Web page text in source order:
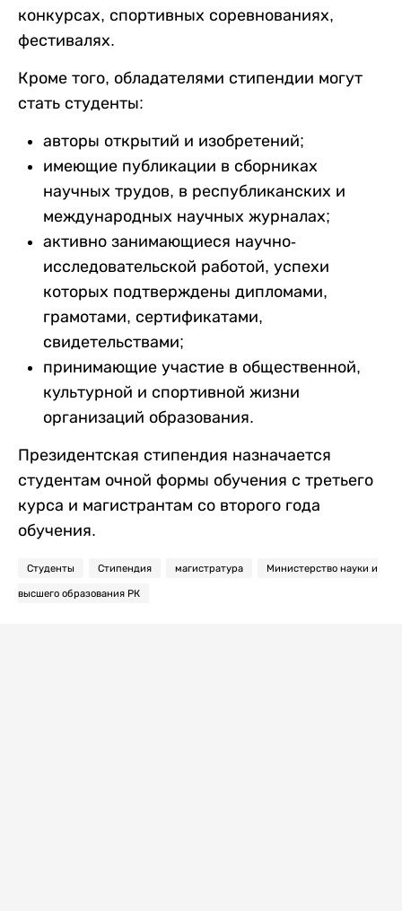
конкурсах, спортивных соревнованиях,
фестивалях.
Кроме того, обладателями стипендии могут
стать студенты:
авторы открытий и изобретений;
имеющие публикации в сборниках
научных трудов, в республиканских и
международных научных журналах;
активно занимающиеся научно-
исследовательской работой, успехи
которых подтверждены дипломами,
грамотами, сертификатами,
свидетельствами;
принимающие участие в общественной,
культурной и спортивной жизни
организаций образования.
Президентская стипендия назначается
студентам очной формы обучения с третьего
курса и магистрантам со второго года
обучения.
Студенты Стипендия магистратура Министерство науки и
высшего образования РК